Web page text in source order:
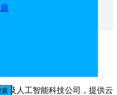
索及人工智能科技公司，提供云